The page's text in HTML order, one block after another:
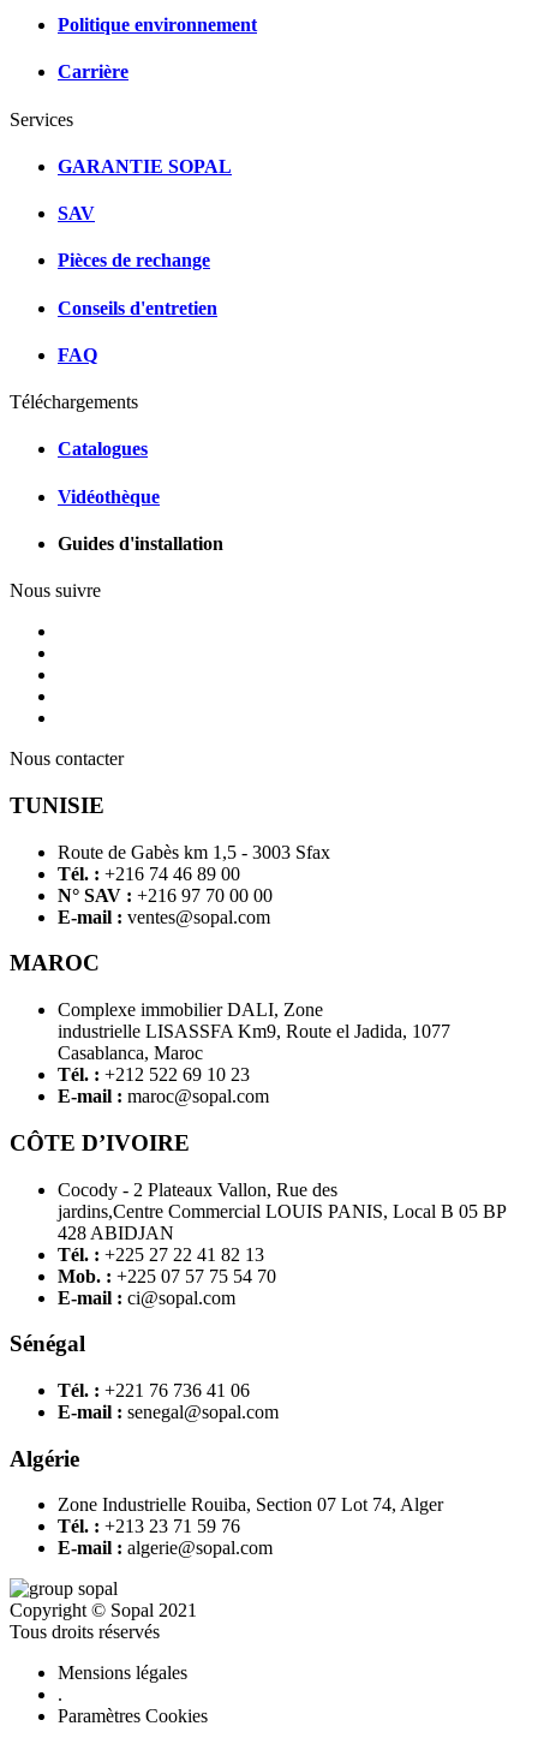
Politique environnement
Carrière
Services
GARANTIE SOPAL
SAV
Pièces de rechange
Conseils d'entretien
FAQ
Téléchargements
Catalogues
Vidéothèque
Guides d'installation
Nous suivre
Nous contacter
TUNISIE
Route de Gabès km 1,5 - 3003 Sfax
Tél. : +216 74 46 89 00
N° SAV : +216 97 70 00 00
E-mail : ventes@sopal.com
MAROC
Complexe immobilier DALI, Zone
industrielle LISASSFA Km9, Route el Jadida, 1077
Casablanca, Maroc
Tél. : +212 522 69 10 23
E-mail : maroc@sopal.com
CÔTE D’IVOIRE
Cocody - 2 Plateaux Vallon, Rue des
jardins,Centre Commercial LOUIS PANIS, Local B 05 BP
428 ABIDJAN
Tél. : +225 27 22 41 82 13
Mob. : +225 07 57 75 54 70
E-mail : ci@sopal.com
Sénégal
Tél. : +221 76 736 41 06
E-mail : senegal@sopal.com
Algérie
Zone Industrielle Rouiba, Section 07 Lot 74, Alger
Tél. : +213 23 71 59 76
E-mail : algerie@sopal.com
Copyright © Sopal 2021
Tous droits réservés
Mensions légales
.
Paramètres Cookies